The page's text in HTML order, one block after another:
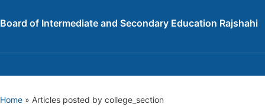
Board of Intermediate and Secondary Education Rajshahi
Home » Articles posted by college_section